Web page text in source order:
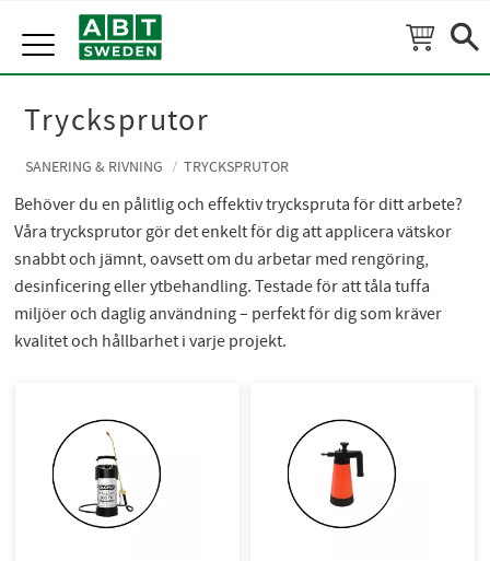
Meny
Trycksprutor
SANERING & RIVNING TRYCKSPRUTOR
Behöver du en pålitlig och effektiv tryckspruta för ditt arbete?
Våra trycksprutor gör det enkelt för dig att applicera vätskor
snabbt och jämnt, oavsett om du arbetar med rengöring,
desinficering eller ytbehandling. Testade för att tåla tuffa
miljöer och daglig användning – perfekt för dig som kräver
kvalitet och hållbarhet i varje projekt.